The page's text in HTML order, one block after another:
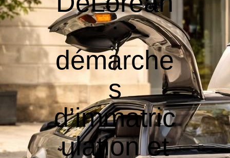
:
démarche
s
d’immatric
ulation et